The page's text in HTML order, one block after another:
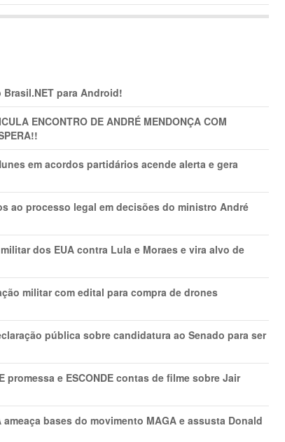
para Android!
ENCONTRO DE ANDRÉ MENDONÇA COM
em acordos partidários acende alerta e gera
ao processo legal em decisões do ministro André
dos EUA contra Lula e Moraes e vira alvo de
militar com edital para compra de drones
pública sobre candidatura ao Senado para ser
promessa e ESCONDE contas de filme sobre Jair
bases do movimento MAGA e assusta Donald